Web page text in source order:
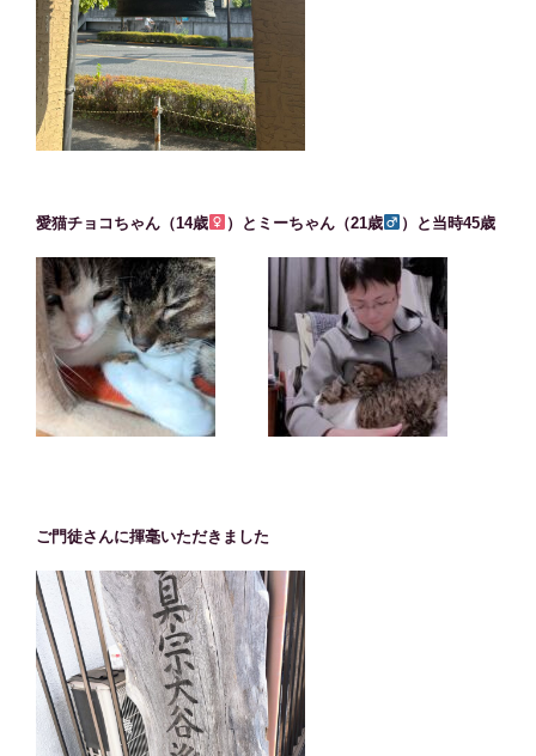
愛猫チョコちゃん（14歳 ）とミーちゃん（21歳 ）と当時45歳
ご門徒さんに揮毫いただきました